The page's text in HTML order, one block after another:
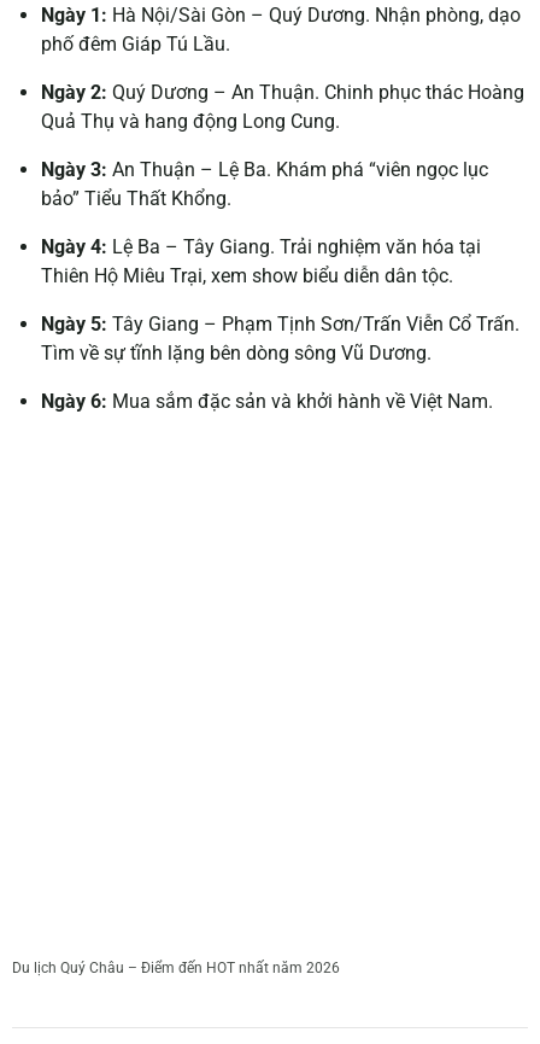
Ngày 1: Hà Nội/Sài Gòn – Quý Dương. Nhận phòng, dạo
phố đêm Giáp Tú Lầu.
Ngày 2: Quý Dương – An Thuận. Chinh phục thác Hoàng
Quả Thụ và hang động Long Cung.
Ngày 3: An Thuận – Lệ Ba. Khám phá “viên ngọc lục
bảo” Tiểu Thất Khổng.
Ngày 4: Lệ Ba – Tây Giang. Trải nghiệm văn hóa tại
Thiên Hộ Miêu Trại, xem show biểu diễn dân tộc.
Ngày 5: Tây Giang – Phạm Tịnh Sơn/Trấn Viễn Cổ Trấn.
Tìm về sự tĩnh lặng bên dòng sông Vũ Dương.
Ngày 6: Mua sắm đặc sản và khởi hành về Việt Nam.
Du lịch Quý Châu – Điểm đến HOT nhất năm 2026